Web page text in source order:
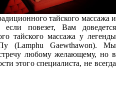
тайского массажа и
повезет, Вам доведется
тайского массажа у легенды
(Lamphu Gaewthawon). Мы
любому желающему, но в
этого специалиста, не всегда